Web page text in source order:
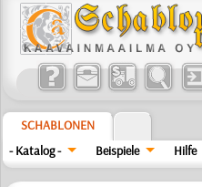
SCHABLONEN
- Katalog -
Beispiele Hilfe